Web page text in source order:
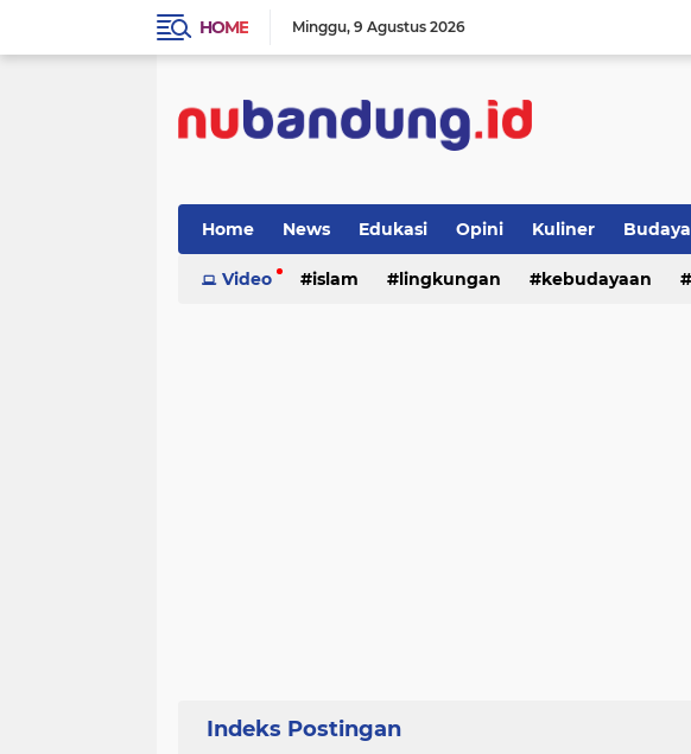
HOME Minggu 9 Agustus 2026
Home News Edukasi Opini Kuliner Budaya
Video islam lingkungan kebudayaan